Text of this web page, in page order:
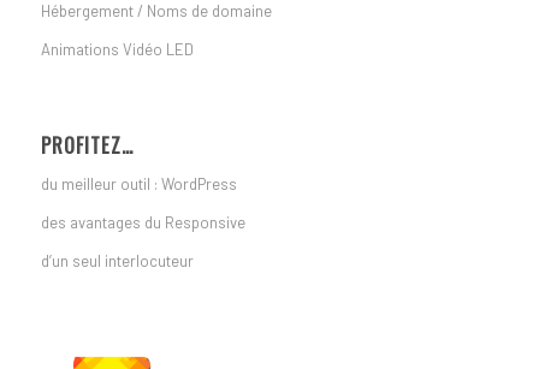
Hébergement / Noms de domaine
Animations Vidéo LED
PROFITEZ…
du meilleur outil : WordPress
des avantages du Responsive
d’un seul interlocuteur